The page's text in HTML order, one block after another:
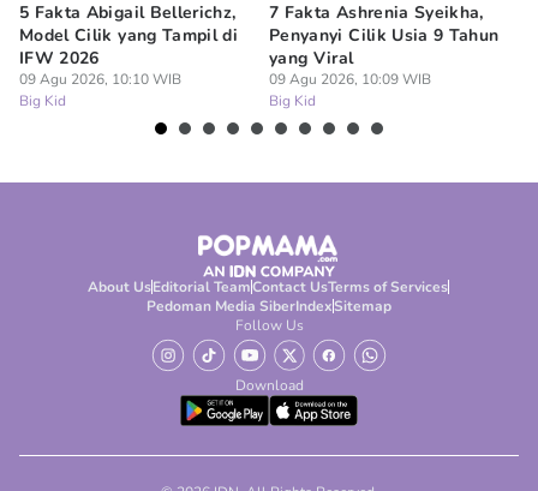
5 Fakta Abigail Bellerichz,
Model Cilik yang Tampil di
IFW 2026
09 Agu 2026, 10:10 WIB
Big Kid
7 Fakta Ashrenia Syeikha,
Penyanyi Cilik Usia 9 Tahun
yang Viral
09 Agu 2026, 10:09 WIB
Big Kid
About UsEditorial TeamContact UsTerms of Services
Pedoman Media SiberIndexSitemap
Follow Us
Download